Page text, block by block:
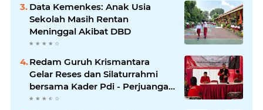
Data Kemenkes: Anak Usia
Sekolah Masih Rentan
Meninggal Akibat DBD
Redam Guruh Krismantara
Gelar Reses dan Silaturrahmi
bersama Kader Pdi - Perjuangan
Se -Kecamatan Lawang.